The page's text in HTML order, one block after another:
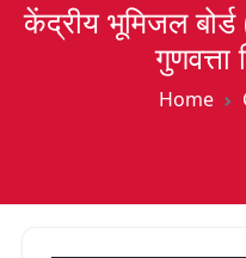
केंद्रीय भूमिजल
गुणवत्ता
Home